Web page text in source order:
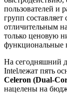
пользователей и
групп
отличительным
только ценовую
функциональные
На сегодняшний
Intelлежат пять
Celeron (Dual-
нацелены на